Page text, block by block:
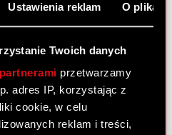
Ustawienia reklam O
Twoich danych
przetwarzamy
adres IP, korzystając z
cookie, w celu
reklam i treści,
do badania sprawozdań
56/2008
Spółki dotyczące